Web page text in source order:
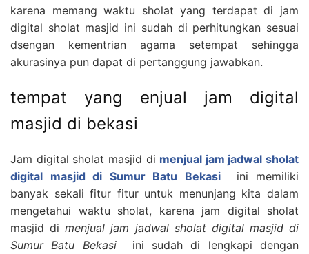
karena memang waktu sholat yang terdapat di jam
digital sholat masjid ini sudah di perhitungkan sesuai
dsengan kementrian agama setempat sehingga
akurasinya pun dapat di pertanggung jawabkan.
tempat yang enjual jam digital
masjid di bekasi
Jam digital sholat masjid di menjual jam jadwal sholat
digital masjid di Sumur Batu Bekasi
ini memiliki
banyak sekali fitur fitur untuk menunjang kita dalam
mengetahui waktu sholat, karena jam digital sholat
masjid dimenjual jam jadwal sholat digital masjid di
Sumur Batu Bekasiini sudah di lengkapi dengan